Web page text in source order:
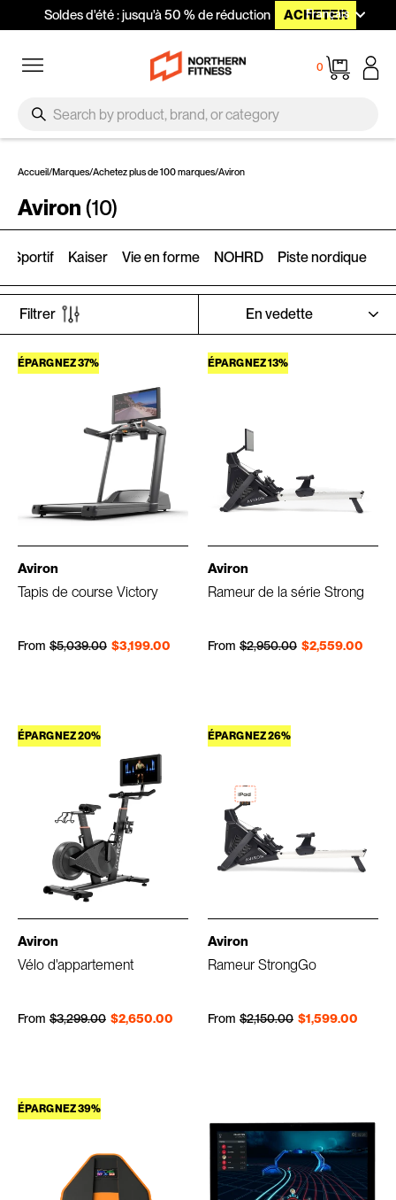
Passer au contenuSoldes d'été : jusqu'à 50 % de réduction ACHETER
Langue
Français
0
Panier
Recherche
Accueil/Marques/Achetez plus de 100 marques/Aviron
Aviron (10)
Sportif Kaiser Vie en forme NOHRD Piste nordique
Filtrer
APPLIQUER
ÉPARGNEZ 37%
Aviron
Tapis de course Victory
From $3,199.00
Prix régulier
$5,039.00
Prix réduit
ÉPARGNEZ 13%
Aviron
Rameur de la série Strong
From $2,559.00
Prix régulier
$2,950.00
Prix réduit
ÉPARGNEZ 20%
Aviron
Vélo d'appartement
From $2,650.00
Prix régulier
$3,299.00
Prix réduit
ÉPARGNEZ 26%
Aviron
Rameur StrongGo
From $1,599.00
Prix régulier
$2,150.00
Prix réduit
ÉPARGNEZ 39%